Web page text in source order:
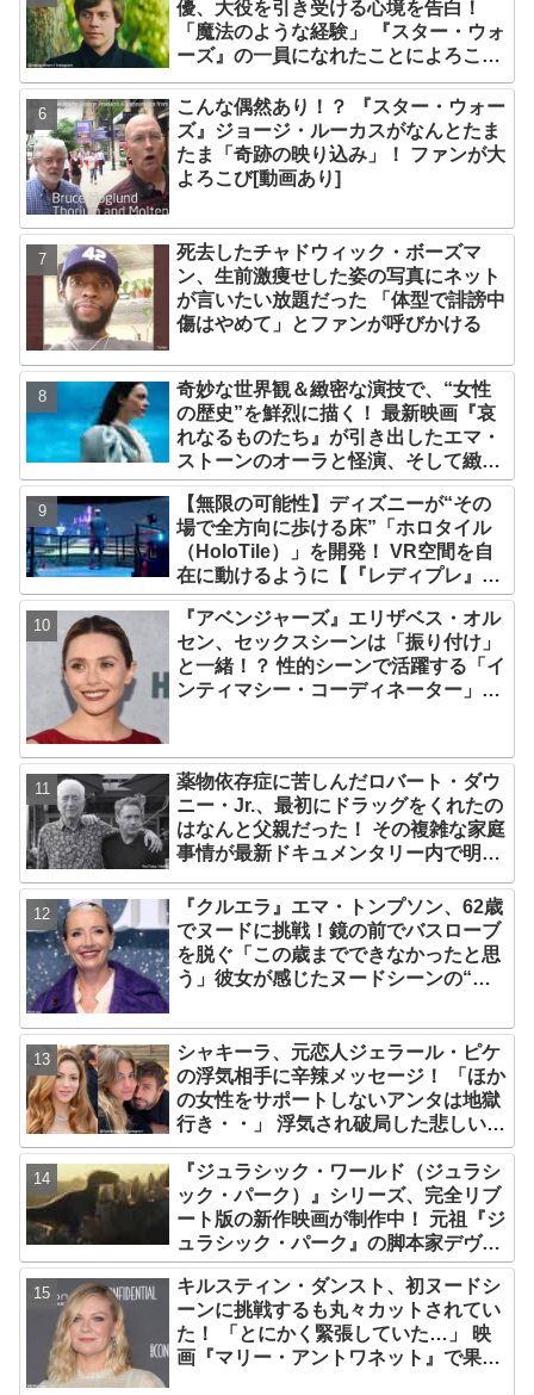
優、大役を引き受ける心境を告白！
「魔法のような経験」 『スター・ウォ
ーズ』の一員になれたことによろこび
爆発
こんな偶然あり！？ 『スター・ウォー
ズ』ジョージ・ルーカスがなんとたま
たま「奇跡の映り込み」！ ファンが大
よろこび[動画あり]
死去したチャドウィック・ボーズマ
ン、生前激痩せした姿の写真にネット
が言いたい放題だった 「体型で誹謗中
傷はやめて」とファンが呼びかける
奇妙な世界観＆緻密な演技で、“女性
の歴史”を鮮烈に描く！ 最新映画『哀
れなるものたち』が引き出したエマ・
ストーンのオーラと怪演、そして緻密
すぎる演技力！ これは女性の“自由意
志”の物語［レビュー＆解説］
【無限の可能性】ディズニーが“その
場で全方向に歩ける床”「ホロタイル
（HoloTile）」を開発！ VR空間を自
在に動けるように【『レディプレ』実
現への大きな一歩？】
『アベンジャーズ』エリザベス・オル
セン、セックスシーンは「振り付け」
と一緒！？ 性的シーンで活躍する「イ
ンティマシー・コーディネーター」の
薬物依存症に苦しんだロバート・ダウ
ニー・Jr.、最初にドラッグをくれたの
はなんと父親だった！ その複雑な家庭
事情が最新ドキュメンタリー内で明ら
『クルエラ』エマ・トンプソン、62歳
でヌードに挑戦！鏡の前でバスローブ
を脱ぐ「この歳までできなかったと思
う」彼女が感じたヌードシーンの“難
シャキーラ、元恋人ジェラール・ピケ
の浮気相手に辛辣メッセージ！ 「ほか
の女性をサポートしないアンタは地獄
行き・・」 浮気され破局した悲しい心
境を赤裸々に語る
『ジュラシック・ワールド（ジュラシ
ック・パーク）』シリーズ、完全リブ
ート版の新作映画が制作中！ 元祖『ジ
ュラシック・パーク』の脚本家デヴィ
ッド・コープが関与
キルスティン・ダンスト、初ヌードシ
ーンに挑戦するも丸々カットされてい
た！ 「とにかく緊張していた…」 映
画『マリー・アントワネット』で果敢